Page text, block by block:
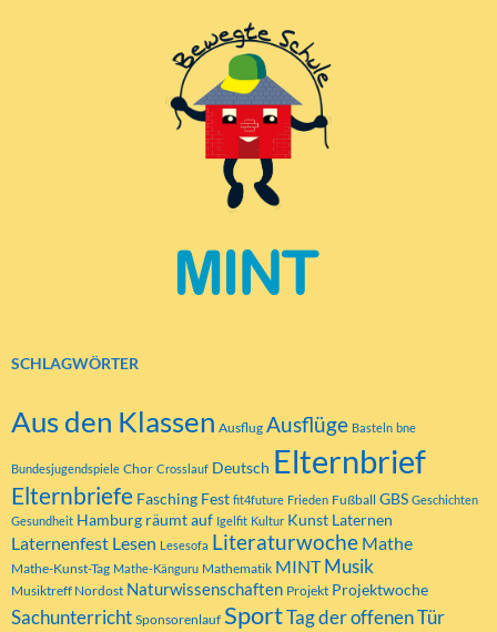
SCHLAGWÖRTER
Aus den Klassen Ausflug Ausflüge Basteln bne
Bundesjugendspiele Chor Crosslauf Deutsch Elternbrief
Elternbriefe Fasching Fest fit4future Frieden Fußball GBS Geschichten
Gesundheit Hamburg räumt auf Igelfit Kultur Kunst Laternen
Laternenfest Lesen Lesesofa Literaturwoche Mathe
Mathe-Kunst-Tag Mathe-Känguru Mathematik MINT Musik
Musiktreff Nordost Naturwissenschaften Projekt Projektwoche
Sachunterricht Sponsorenlauf SportTag der offenen Tür